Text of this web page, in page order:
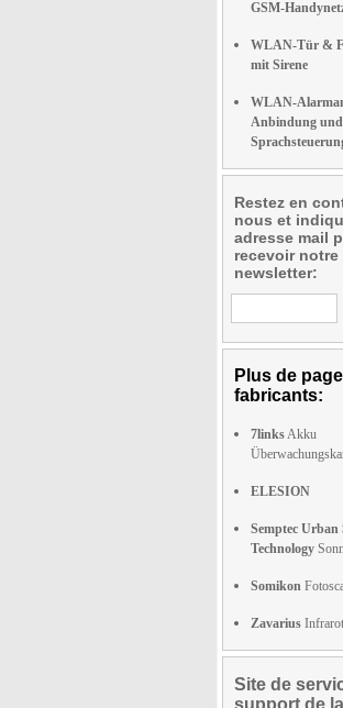
GSM-
WLAN-Tür &
mit Sirene
WLAN-
Anbindung und
Restez en
nous et
adresse mail
recevoir notre
newsletter:
Plus de
fabricants:
7linksAkku
ELESION
Semptec
Technology
Somikon
Zavarius
Site de
support de